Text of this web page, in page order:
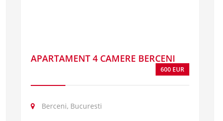
APARTAMENT 4 CAMERE BERCENI
600 EUR
Berceni, Bucuresti